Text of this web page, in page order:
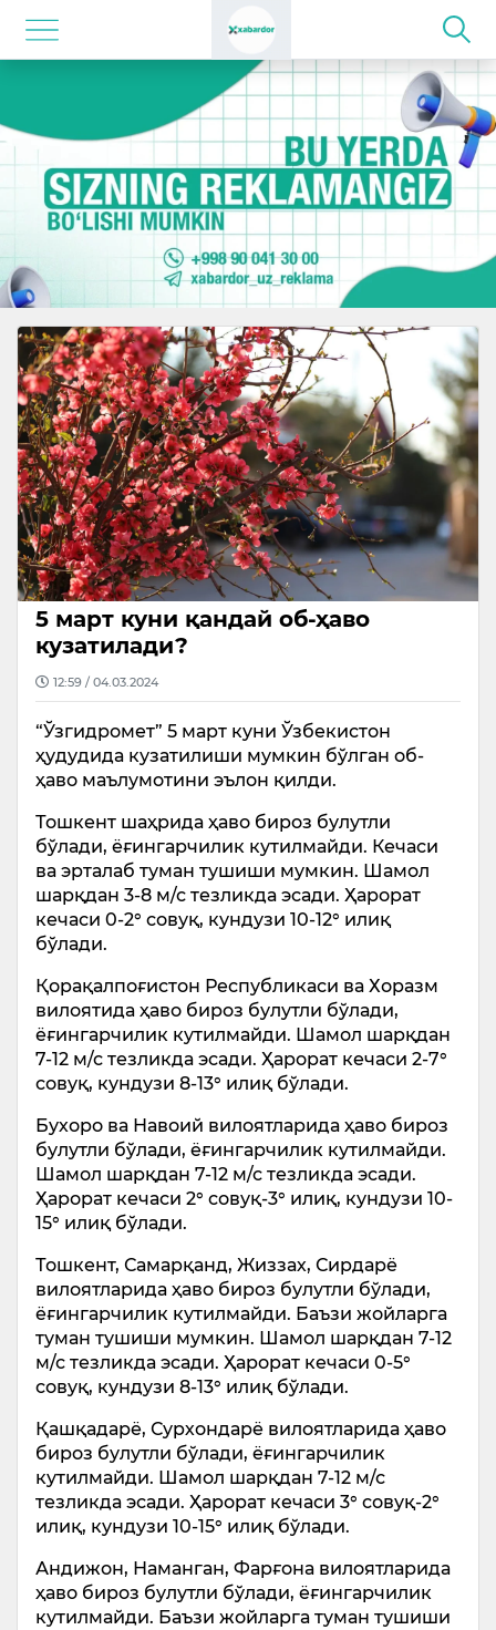
5 март куни қандай об-ҳаво
кузатилади?
12:59 / 04.03.2024
“Ўзгидромет” 5 март куни Ўзбекистон
ҳудудида кузатилиши мумкин бўлган об-
ҳаво маълумотини эълон қилди.
Тошкент шаҳрида ҳаво бироз булутли
бўлади, ёғингарчилик кутилмайди. Кечаси
ва эрталаб туман тушиши мумкин. Шамол
шарқдан 3-8 м/с тезликда эсади. Ҳарорат
кечаси 0-2° совуқ, кундузи 10-12° илиқ
бўлади.
Қорақалпоғистон Республикаси ва Хоразм
вилоятида ҳаво бироз булутли бўлади,
ёғингарчилик кутилмайди. Шамол шарқдан
7-12 м/с тезликда эсади. Ҳарорат кечаси 2-7°
совуқ, кундузи 8-13° илиқ бўлади.
Бухоро ва Навоий вилоятларида ҳаво бироз
булутли бўлади, ёғингарчилик кутилмайди.
Шамол шарқдан 7-12 м/с тезликда эсади.
Ҳарорат кечаси 2° совуқ-3° илиқ, кундузи 10-
15° илиқ бўлади.
Тошкент, Самарқанд, Жиззах, Сирдарё
вилоятларида ҳаво бироз булутли бўлади,
ёғингарчилик кутилмайди. Баъзи жойларга
туман тушиши мумкин. Шамол шарқдан 7-12
м/с тезликда эсади. Ҳарорат кечаси 0-5°
совуқ, кундузи 8-13° илиқ бўлади.
Қашқадарё, Сурхондарё вилоятларида ҳаво
бироз булутли бўлади, ёғингарчилик
кутилмайди. Шамол шарқдан 7-12 м/с
тезликда эсади. Ҳарорат кечаси 3° совуқ-2°
илиқ, кундузи 10-15° илиқ бўлади.
Андижон, Наманган, Фарғона вилоятларида
ҳаво бироз булутли бўлади, ёғингарчилик
кутилмайди. Баъзи жойларга туман тушиши